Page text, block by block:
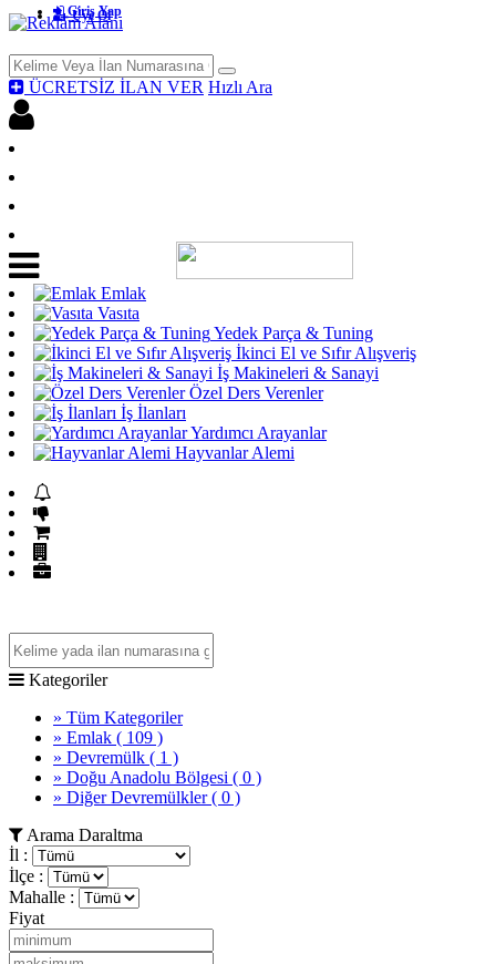
Üye Ol
Giriş Yap
ÜCRETSİZ İLAN VER Hızlı Ara
Emlak
Vasıta
Yedek Parça & Tuning
İkinci El ve Sıfır Alışveriş
İş Makineleri & Sanayi
Özel Ders Verenler
İş İlanları
Yardımcı Arayanlar
Hayvanlar Alemi
Kategoriler
» Tüm Kategoriler
» Emlak ( 109 )
» Devremülk ( 1 )
» Doğu Anadolu Bölgesi ( 0 )
» Diğer Devremülkler( 0 )
Arama Daraltma
İl :
İlçe :
Mahalle :
Fiyat